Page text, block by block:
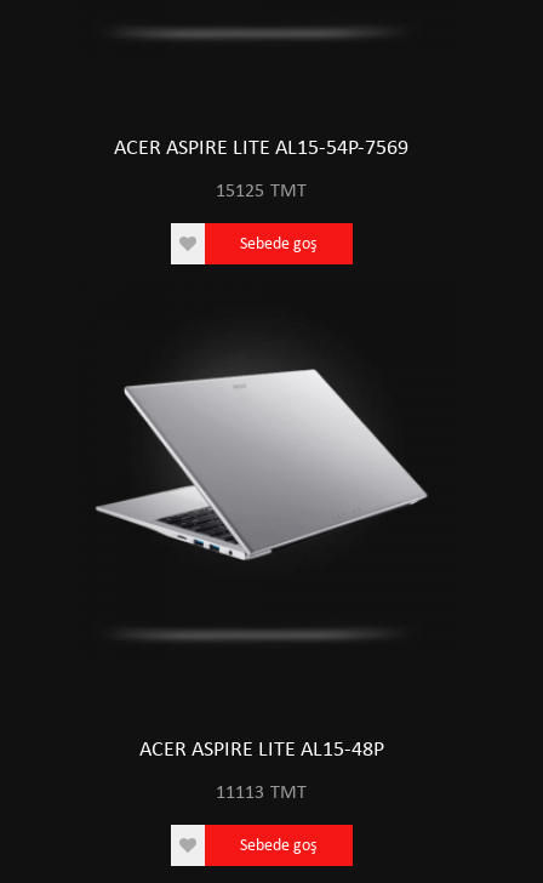
ACER ASPIRE LITE AL15-54P-7569
15125 TMT
Sebede goş
ACER ASPIRE LITE AL15-48P
11113 TMT
Sebede goş